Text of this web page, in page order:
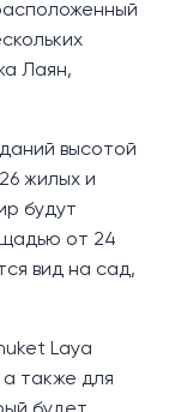
Лаян,
высотой
жилых и
будут
от 24
вид на сад,
Laya
также для